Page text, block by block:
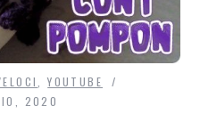
,YOUTUBE
2020